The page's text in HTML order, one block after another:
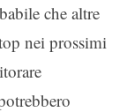
che altre
nei prossimi